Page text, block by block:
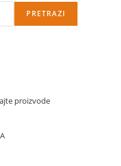
PRETRAZI
proizvode